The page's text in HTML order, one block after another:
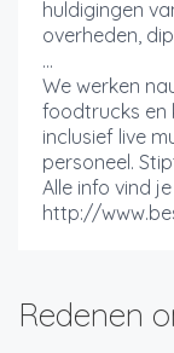
huldigingen
overheden,
...
We werken
foodtrucks en
inclusief live
personeel.
Alle info vind
http://
Redenen